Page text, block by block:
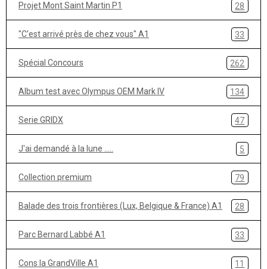
Projet Mont Saint Martin P1 28
"C'est arrivé près de chez vous" A1 33
Spécial Concours 262
Album test avec Olympus OEM Mark IV 134
Serie GRIDX 47
J'ai demandé à la lune ..... 5
Collection premium 79
Balade des trois frontières (Lux, Belgique & France) A1 28
Parc Bernard Labbé A1 33
Cons la GrandVille A1 11